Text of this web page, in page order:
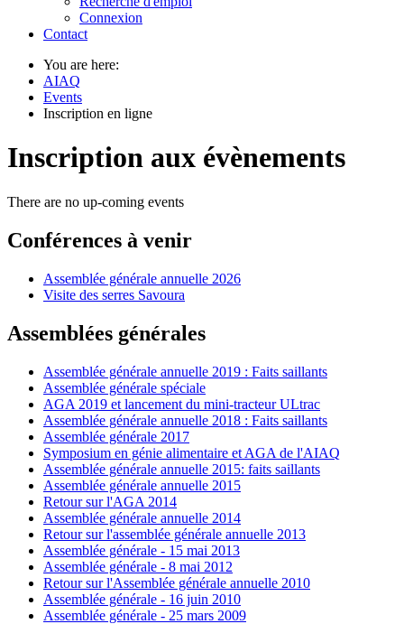
Connexion
Contact
You are here:
AIAQ
Events
Inscription en ligne
Inscription aux évènements
There are no up-coming events
Conférences à venir
Assemblée générale annuelle 2026
Visite des serres Savoura
Assemblées générales
Assemblée générale annuelle 2019 : Faits saillants
Assemblée générale spéciale
AGA 2019 et lancement du mini-tracteur ULtrac
Assemblée générale annuelle 2018 : Faits saillants
Assemblée générale 2017
Symposium en génie alimentaire et AGA de l'AIAQ
Assemblée générale annuelle 2015: faits saillants
Assemblée générale annuelle 2015
Retour sur l'AGA 2014
Assemblée générale annuelle 2014
Retour sur l'assemblée générale annuelle 2013
Assemblée générale - 15 mai 2013
Assemblée générale - 8 mai 2012
Retour sur l'Assemblée générale annuelle 2010
Assemblée générale - 16 juin 2010
Assemblée générale - 25 mars 2009